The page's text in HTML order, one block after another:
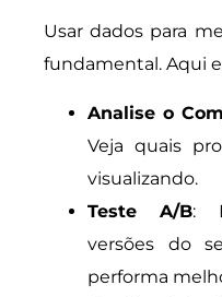
Usar dados para
fundamental. Aqui
Analise o
Veja quais
visualizando.
Teste A/B:
versões do
performa